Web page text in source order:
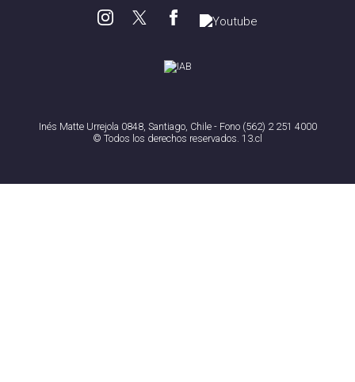
Inés Matte Urrejola 0848, Santiago, Chile - Fono (562) 2 251 4000
© Todos los derechos reservados. 13.cl